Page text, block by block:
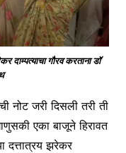
गौरव करताना डॉ
नोट जरी दिसली तरी ती
एका बाजूने हिरावत
दत्तात्रय झरेकर